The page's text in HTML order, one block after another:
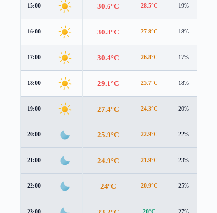
15:00 30.6°C 28.5°C 19%
16:00 30.8°C 27.8°C 18%
17:00 30.4°C 26.8°C 17%
18:00 29.1°C 25.7°C 18%
19:00 27.4°C 24.3°C 20%
20:00 25.9°C 22.9°C 22%
21:00 24.9°C 21.9°C 23%
22:00 24°C 20.9°C 25%